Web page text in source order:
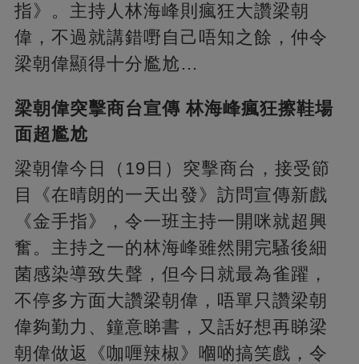
指》。主持人林海峰則瘋狂大讚梁朝
偉，不過就講錯嘢自己唔知之餘，仲令
梁朝偉顯得十分尷尬…
梁朝偉突擊商台宣傳 林海峰瘋狂擦鞋場
面超尷尬
梁朝偉今日（19日）突擊商台，接受節
目《在晴朗的一天出發》訪問宣傳新戲
《金手指》，令一班主持一開咪就超興
奮。主持之一的林海峰雖然開完騷後細
菌感染導致失聲，但今日就最為雀躍，
不停多方面大讚梁朝偉，唔單只讚梁朝
偉夠勤力、鐘意睇書，又話好想再睇梁
朝偉做返《咖喱辣椒》嗰啲搞笑戲，令